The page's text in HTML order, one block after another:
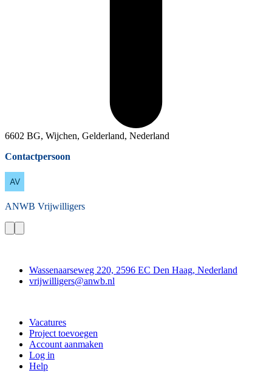
6602 BG, Wijchen, Gelderland, Nederland
Contactpersoon
ANWB Vrijwilligers
Wassenaarseweg 220, 2596 EC Den Haag, Nederland
vrijwilligers@anwb.nl
Vacatures
Project toevoegen
Account aanmaken
Log in
Help